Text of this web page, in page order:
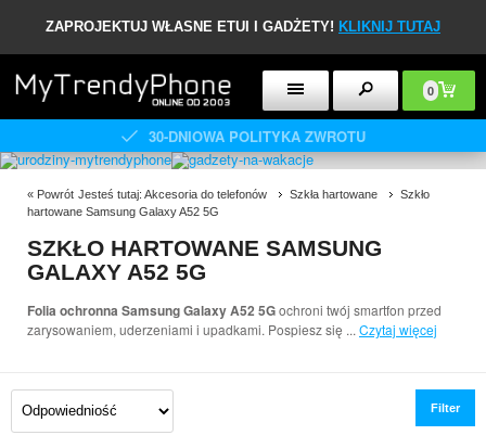
ZAPROJEKTUJ WŁASNE ETUI I GADŻETY! KLIKNIJ TUTAJ
0
30-DNIOWA POLITYKA ZWROTU
« Powrót Jesteś tutaj: Akcesoria do telefonów Szkła hartowane
Szkło
hartowane Samsung Galaxy A52 5G
SZKŁO HARTOWANE SAMSUNG
GALAXY A52 5G
Folia ochronna Samsung Galaxy A52 5Gochroni twój smartfon przed
zarysowaniem, uderzeniami i upadkami. Pospiesz się ... Czytaj więcej
Filter